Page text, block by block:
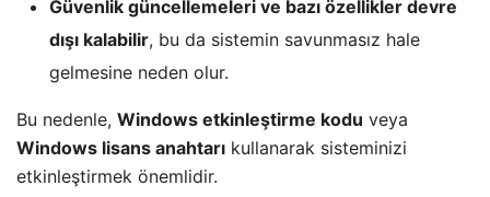
Güvenlik güncellemeleri ve bazı özellikler devre
dışı kalabilir, bu da sistemin savunmasız hale
gelmesine neden olur.
Bu nedenle, Windows etkinleştirme kodu veya
Windows lisans anahtarı kullanarak sisteminizi
etkinleştirmek önemlidir.